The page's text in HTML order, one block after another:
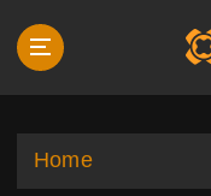
p
Home